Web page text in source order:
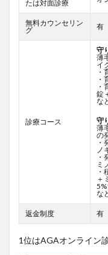
たは対面診療
無料カウンセリン
グ
有
診療コース
守
薄
イ
・
・
錠
な
守
薄
の
・
ノ
・
ミ
＋
な
返金制度 有
1位はAGAオンライン